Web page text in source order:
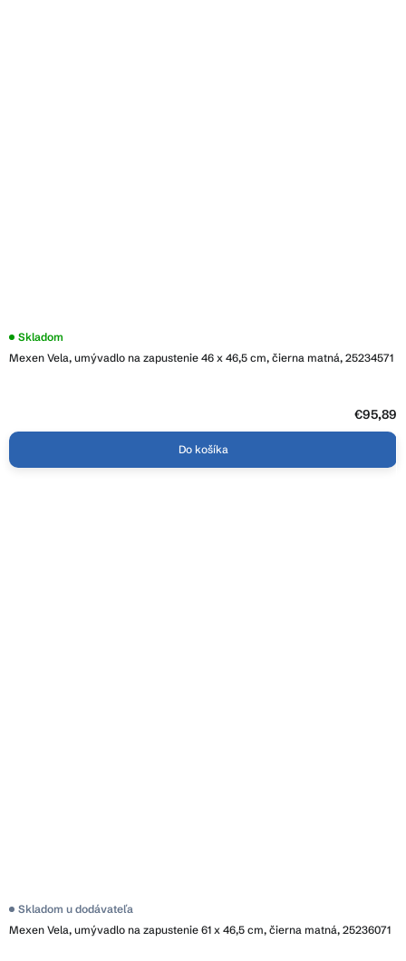
Mexen Vela, umývadlo na zapustenie 46 x 46,5 cm, čierna matná, 25234571
Skladom
€95,89
Do košíka
Mexen Vela, umývadlo na zapustenie 61 x 46,5 cm, čierna matná, 25236071
Skladom u dodávateľa